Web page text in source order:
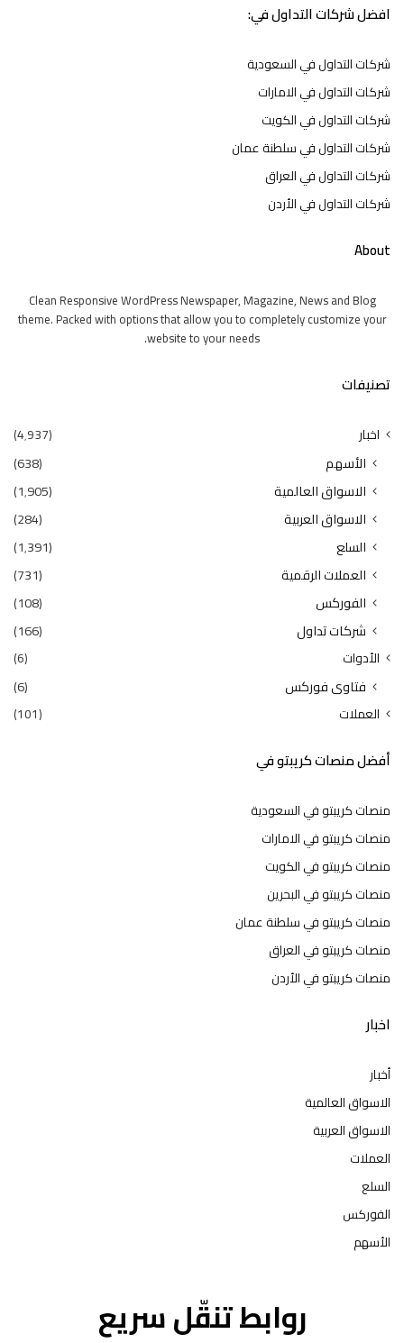
افضل شركات التداول في:
شركات التداول في السعودية
شركات التداول في الامارات
شركات التداول في الكويت
شركات التداول في سلطنة عمان
شركات التداول في العراق
شركات التداول في الأردن
About
Clean Responsive WordPress Newspaper, Magazine, News and Blog
theme. Packed with options that allow you to completely customize your
website to your needs.
تصنيفات
اخبار (4٬937)
الأسهم
(638)
الاسواق العالمية
(1٬905)
الاسواق العربية
(284)
السلع
(1٬391)
العملات الرقمية
(731)
الفوركس
(108)
شركات تداول
(166)
الأدوات (6)
فتاوى فوركس (6)
العملات (101)
أفضل منصات كريبتو في
منصات كريبتو في السعودية
منصات كريبتو في الامارات
منصات كريبتو في الكويت
منصات كريبتو في البحرين
منصات كريبتو في سلطنة عمان
منصات كريبتو في العراق
منصات كريبتو في الأردن
اخبار
أخبار
الاسواق العالمية
الاسواق العربية
العملات
السلع
الفوركس
الأسهم
روابط تنقّل سريع